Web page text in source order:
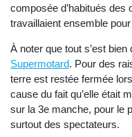
composée d’habitués des
travaillaient ensemble
À noter que tout s’est
Supermotard. Pour des
terre est restée fermée
cause du fait qu’elle était
sur la 3e manche, pour le
surtout des spectateurs.